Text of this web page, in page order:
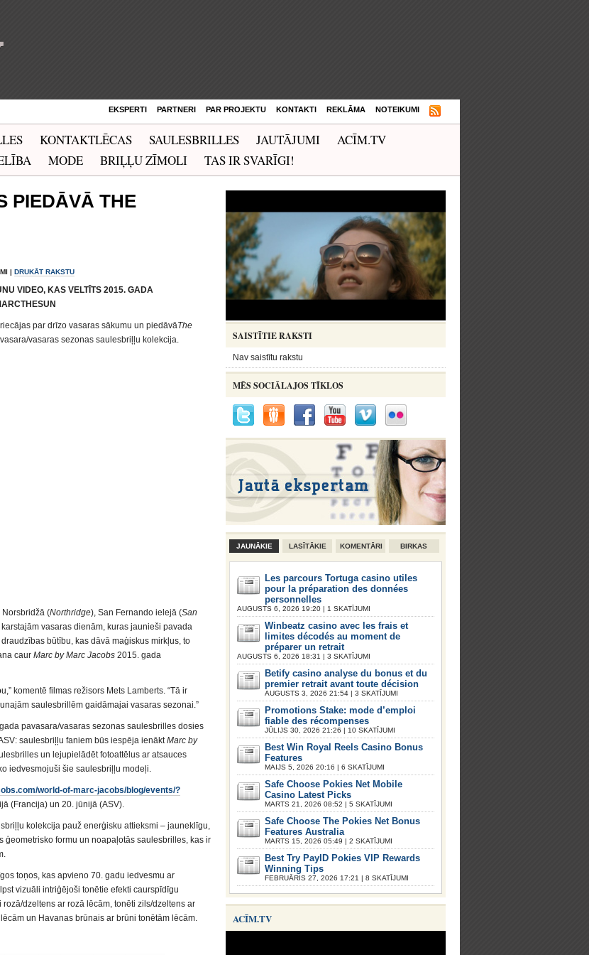
EKSPERTI PARTNERI PAR PROJEKTU KONTAKTI REKLĀMA NOTEIKUMI
KONTAKTLĒCAS SAULESBRILLES JAUTĀJUMI
ACĪM.TV
MODE BRIĻĻU ZĪMOLI TAS IR SVARĪGI!
PIEDĀVĀ THE
| DRUKĀT RAKSTU
VIDEO, KAS VELTĪTS 2015. GADA
par drīzo vasaras sākumu un piedāvāThe
vasaras sezonas saulesbriļļu kolekcija.
Norsbridžā (Northridge), San Fernando ielejā (San
vasaras dienām, kuras jaunieši pavada
būtību, kas dāvā maģiskus mirkļus, to
caur Marc by Marc Jacobs 2015. gada
komentē filmas režisors Mets Lamberts. “Tā ir
saulesbrillēm gaidāmajai vasaras sezonai.”
pavasara/vasaras sezonas saulesbrilles dosies
saulesbriļļu faniem būs iespēja ienāktMarc by
un lejupielādēt fotoattēlus ar atsauces
iedvesmojuši šie saulesbriļļu modeļi.
world-of-marc-jacobs/blog/events/?
(Francija) un 20. jūnijā (ASV).
kolekcija pauž enerģisku attieksmi – jauneklīgu,
formu un noapaļotās saulesbrilles, kas ir
toņos, kas apvieno 70. gadu iedvesmu ar
vizuāli intriģējoši tonētie efekti caurspīdīgu
dzeltens ar rozā lēcām, tonēti zils/dzeltens ar
un Havanas brūnais ar brūni tonētām lēcām.
SAISTĪTIE RAKSTI
Nav saistītu rakstu
MĒS SOCIĀLAJOS TĪKLOS
JAUNĀKIE LASĪTĀKIE KOMENTĀRI BIRKAS
Les parcours Tortuga casino utiles
pour la préparation des données
personnelles
AUGUSTS 6, 2026 19:20 | 1 SKATĪJUMI
Winbeatz casino avec les frais et
limites décodés au moment de
préparer un retrait
AUGUSTS 6, 2026 18:31 | 3 SKATĪJUMI
Betify casino analyse du bonus et du
premier retrait avant toute décision
AUGUSTS 3, 2026 21:54 | 3 SKATĪJUMI
Promotions Stake: mode d’emploi
fiable des récompenses
JŪLIJS 30, 2026 21:26 | 10 SKATĪJUMI
Best Win Royal Reels Casino Bonus
Features
MAIJS 5, 2026 20:16 | 6 SKATĪJUMI
Safe Choose Pokies Net Mobile
Casino Latest Picks
MARTS 21, 2026 08:52 | 5 SKATĪJUMI
Safe Choose The Pokies Net Bonus
Features Australia
MARTS 15, 2026 05:49 | 2 SKATĪJUMI
Best Try PayID Pokies VIP Rewards
Winning Tips
FEBRUĀRIS 27, 2026 17:21 | 8 SKATĪJUMI
ACĪM.TV